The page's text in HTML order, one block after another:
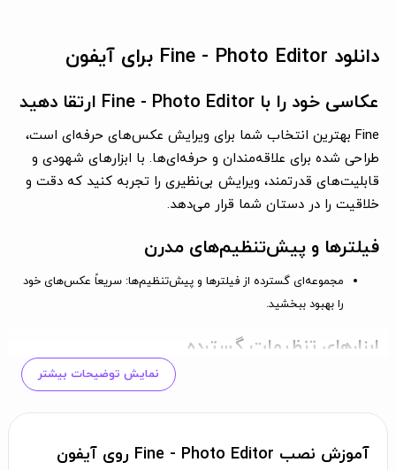
دانلود Fine - Photo Editor برای آیفون
عکاسی خود را با Fine - Photo Editor ارتقا دهید
Fine بهترین انتخاب شما برای ویرایش عکس‌های حرفه‌ای است،
طراحی شده برای علاقه‌مندان و حرفه‌ای‌ها. با ابزارهای شهودی و
قابلیت‌های قدرتمند، ویرایش بی‌نظیری را تجربه کنید که دقت و
خلاقیت را در دستان شما قرار می‌دهد.
فیلترها و پیش‌تنظیم‌های مدرن
مجموعه‌ای گسترده از فیلترها و پیش‌تنظیم‌ها: سریعاً عکس‌های خود
را بهبود ببخشید.
ابزارهای تنظیمات گسترده
: کیفیت عکسی بی‌نظیر را تجربه کنید.
لایه‌بندی پیشرفته
ترکیب عکس‌ها، استیکرها و دوال‌ها : ایجاد ترکیب‌های منحصر به فرد با
نمایش توضیحات بیشتر
آموزش نصب Fine - Photo Editor روی آیفون